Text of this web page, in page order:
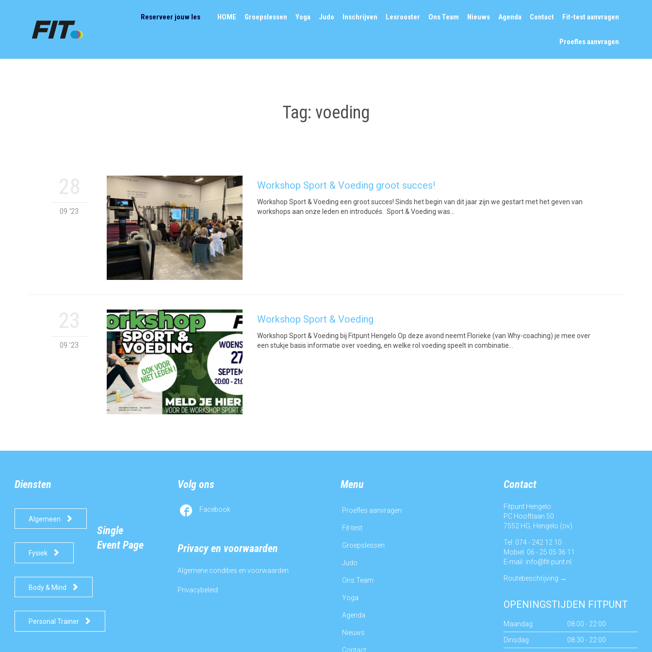
Reserveer jouw les HOME Groepslessen Yoga Judo Inschrijven Lesrooster Ons Team Nieuws Agenda Contact Fit-test aanvragen
Proefles aanvragen
Tag: voeding
09 '23
Workshop Sport & Voeding groot succes!
Workshop Sport & Voeding een groot succes! Sinds het begin van dit jaar zijn we gestart met het geven van
workshops aan onze leden en introducés. Sport & Voeding was…
09 '23
Workshop Sport & Voeding
Workshop Sport & Voeding bij Fitpunt Hengelo Op deze avond neemt Florieke (van Why-coaching) je mee over
een stukje basis informatie over voeding, en welke rol voeding speelt in combinatie…
Diensten
Algemeen 
Fysiek 
Body & Mind 
Personal Trainer 
Single
Event Page
Volg ons
 Facebook
Privacy en voorwaarden
Algemene condities en voorwaarden
Privacybeleid
Menu
Proefles aanvragen
Fit-test
Groepslessen
Judo
Ons Team
Yoga
Agenda
Nieuws
Contact
Contact
Fitpunt Hengelo
PC Hooftlaan 50
7552 HG, Hengelo (ov)
Tel: 074 - 242 12 10
Mobiel: 06 - 25 05 36 11
E-mail: info@fit-punt.nl
Routebeschrijving →
OPENINGSTIJDEN FITPUNT
Maandag : 08:00 - 22:00
Dinsdag : 08:30 - 22:00